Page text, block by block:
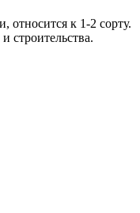
относится к 1-2 сорту.
строительства.